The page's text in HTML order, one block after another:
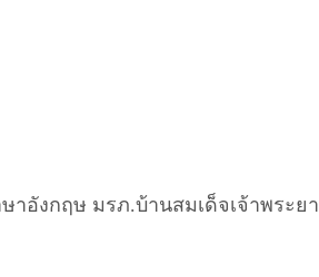
อังกฤษ มรภ.บ้านสมเด็จเจ้าพระยา